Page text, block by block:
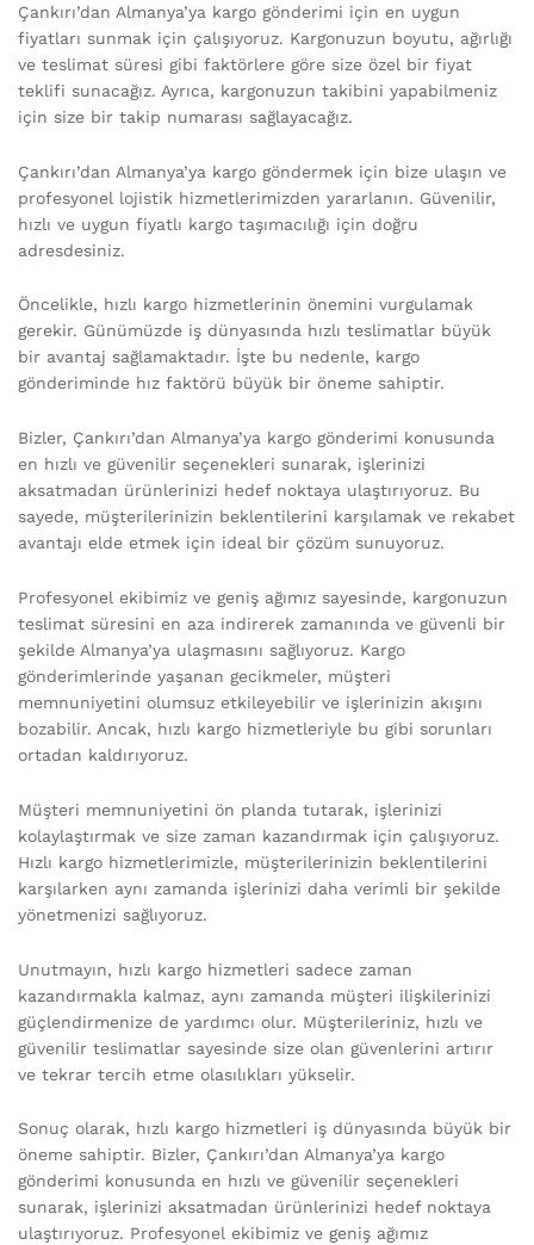
Çankırı’dan Almanya’ya kargo gönderimi için en uygun
fiyatları sunmak için çalışıyoruz. Kargonuzun boyutu, ağırlığı
ve teslimat süresi gibi faktörlere göre size özel bir fiyat
teklifi sunacağız. Ayrıca, kargonuzun takibini yapabilmeniz
için size bir takip numarası sağlayacağız.
Çankırı’dan Almanya’ya kargo göndermek için bize ulaşın ve
profesyonel lojistik hizmetlerimizden yararlanın. Güvenilir,
hızlı ve uygun fiyatlı kargo taşımacılığı için doğru
adresdesiniz.
Öncelikle, hızlı kargo hizmetlerinin önemini vurgulamak
gerekir. Günümüzde iş dünyasında hızlı teslimatlar büyük
bir avantaj sağlamaktadır. İşte bu nedenle, kargo
gönderiminde hız faktörü büyük bir öneme sahiptir.
Bizler, Çankırı’dan Almanya’ya kargo gönderimi konusunda
en hızlı ve güvenilir seçenekleri sunarak, işlerinizi
aksatmadan ürünlerinizi hedef noktaya ulaştırıyoruz. Bu
sayede, müşterilerinizin beklentilerini karşılamak ve rekabet
avantajı elde etmek için ideal bir çözüm sunuyoruz.
Profesyonel ekibimiz ve geniş ağımız sayesinde, kargonuzun
teslimat süresini en aza indirerek zamanında ve güvenli bir
şekilde Almanya’ya ulaşmasını sağlıyoruz. Kargo
gönderimlerinde yaşanan gecikmeler, müşteri
memnuniyetini olumsuz etkileyebilir ve işlerinizin akışını
bozabilir. Ancak, hızlı kargo hizmetleriyle bu gibi sorunları
ortadan kaldırıyoruz.
Müşteri memnuniyetini ön planda tutarak, işlerinizi
kolaylaştırmak ve size zaman kazandırmak için çalışıyoruz.
Hızlı kargo hizmetlerimizle, müşterilerinizin beklentilerini
karşılarken aynı zamanda işlerinizi daha verimli bir şekilde
yönetmenizi sağlıyoruz.
Unutmayın, hızlı kargo hizmetleri sadece zaman
kazandırmakla kalmaz, aynı zamanda müşteri ilişkilerinizi
güçlendirmenize de yardımcı olur. Müşterileriniz, hızlı ve
güvenilir teslimatlar sayesinde size olan güvenlerini artırır
ve tekrar tercih etme olasılıkları yükselir.
Sonuç olarak, hızlı kargo hizmetleri iş dünyasında büyük bir
öneme sahiptir. Bizler, Çankırı’dan Almanya’ya kargo
gönderimi konusunda en hızlı ve güvenilir seçenekleri
sunarak, işlerinizi aksatmadan ürünlerinizi hedef noktaya
ulaştırıyoruz. Profesyonel ekibimiz ve geniş ağımız